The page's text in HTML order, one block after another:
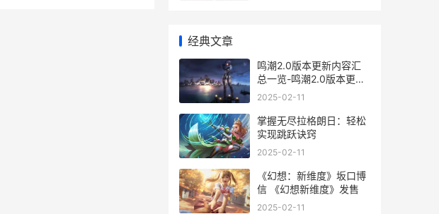
经典文章
鸣潮2.0版本更新内容汇
总一览-鸣潮2.0版本更新
内容有哪些 鸣潮2.0版本
2025-02-11
掌握无尽拉格朗日：轻松
实现跳跃诀窍
2025-02-11
《幻想：新维度》坂口博
信 《幻想新维度》发售
2025-02-11